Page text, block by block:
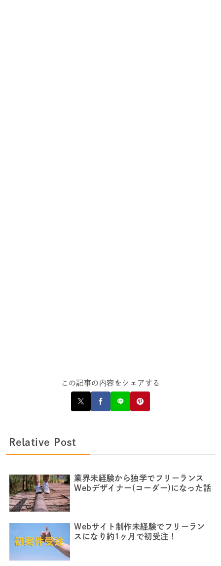
この記事の内容をシェアする
Relative Post
業界未経験から独学でフリーランス
Webデザイナー(コーダー)になった話
Webサイト制作未経験でフリーラン
スになり約1ヶ月で初受注！